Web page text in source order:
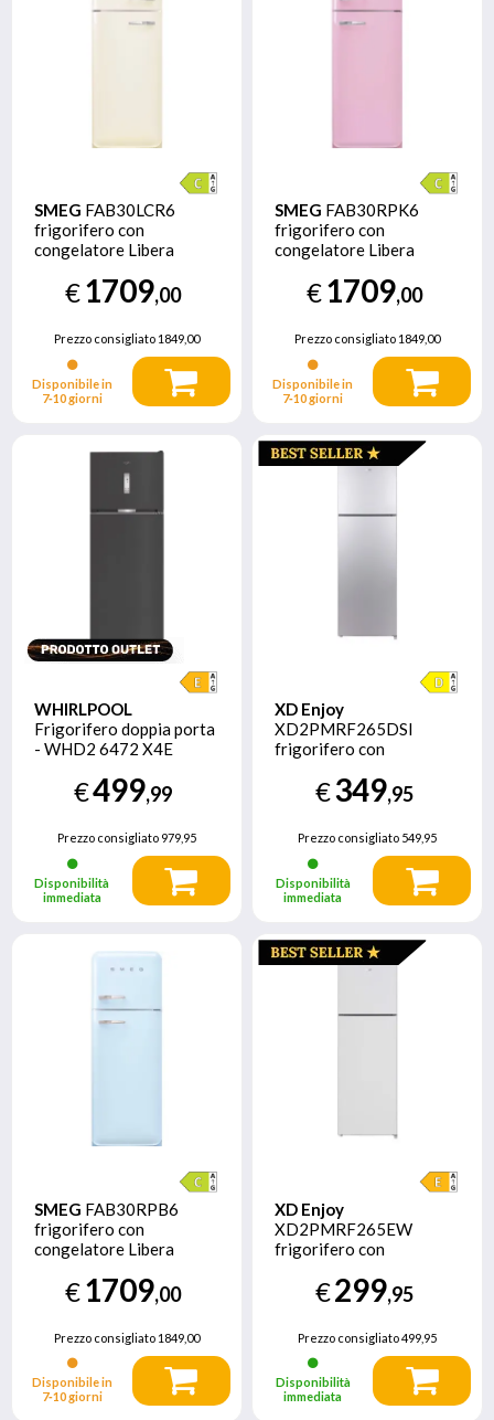
SMEG FAB30LCR6
frigorifero con
congelatore Libera
Crema
€1709,00
Prezzo consigliato1849,00
Disponibile in
7‑10 giorni
SMEG FAB30RPK6
frigorifero con
congelatore Libera
Rosa€1709,00
Prezzo consigliato 1849,00
Disponibile in
7‑10 giorni
WHIRLPOOL
Frigorifero doppia porta
- WHD2 6472 X4E
€499,99
Prezzo consigliato979,95
Disponibilità
immediata
XD Enjoy
XD2PMRF265DSI
frigorifero con
installazione 255 L D
Argento
€349,95
Prezzo consigliato 549,95
Disponibilità
immediata
SMEG FAB30RPB6
frigorifero con
congelatore Libera
€1709,00
Prezzo consigliato1849,00
Disponibile in
7‑10 giorni
XD Enjoy
XD2PMRF265EW
frigorifero con
installazione 255 L E
Bianco
€299,95
Prezzo consigliato499,95
Disponibilità
immediata